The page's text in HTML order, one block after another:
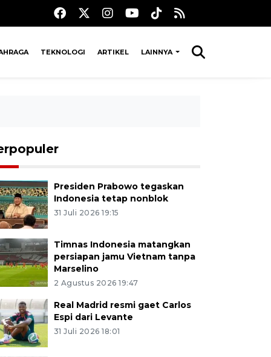
TEKNOLOGI ARTIKEL LAINNYA
Presiden Prabowo tegaskan
Indonesia tetap nonblok
31 Juli 2026 19:15
Timnas Indonesia matangkan
persiapan jamu Vietnam tanpa
Marselino
2 Agustus 2026 19:47
Real Madrid resmi gaet Carlos
Espi dari Levante
31 Juli 2026 18:01